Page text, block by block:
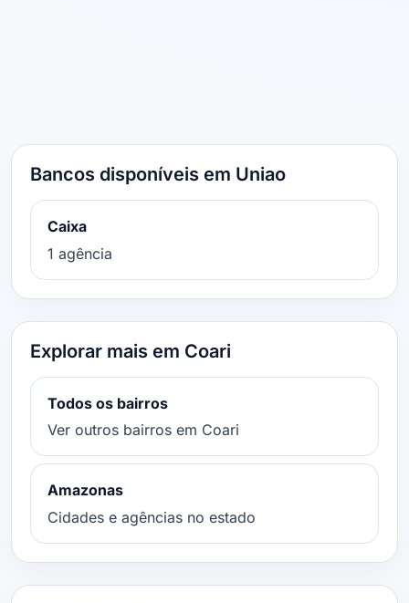
Bancos disponíveis em Uniao
Caixa
1 agência
Explorar mais em Coari
Todos os bairros
Ver outros bairros em Coari
Amazonas
Cidades e agências no estado